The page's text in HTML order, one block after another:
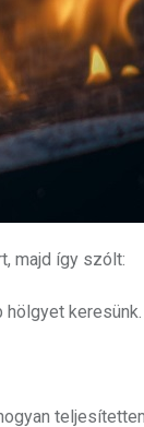
majd így szólt:
hölgyet keresünk.